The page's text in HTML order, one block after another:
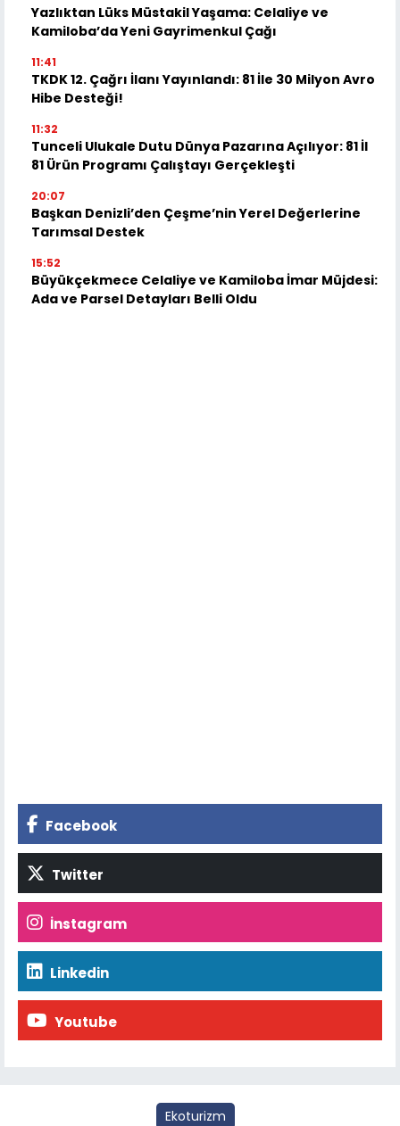
Yazlıktan Lüks Müstakil Yaşama: Celaliye ve
Kamiloba’da Yeni Gayrimenkul Çağı
11:41
TKDK 12. Çağrı İlanı Yayınlandı: 81 İle 30 Milyon Avro
Hibe Desteği!
11:32
Tunceli Ulukale Dutu Dünya Pazarına Açılıyor: 81 İl
81 Ürün Programı Çalıştayı Gerçekleşti
20:07
Başkan Denizli’den Çeşme’nin Yerel Değerlerine
Tarımsal Destek
15:52
Büyükçekmece Celaliye ve Kamiloba İmar Müjdesi:
Ada ve Parsel Detayları Belli Oldu
Facebook
Twitter
İnstagram
Linkedin
Youtube
Ekoturizm